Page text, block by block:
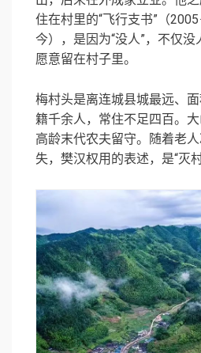
住在村里的“飞行支书”（
今），是因为“没人”，不仅
愿意留在村子里。
梅村头是离连城县城最远、
籍千余人，常住不足四百。
高龄末代农夫留守。随着老
失，樊汉权用的表述，是“灭村